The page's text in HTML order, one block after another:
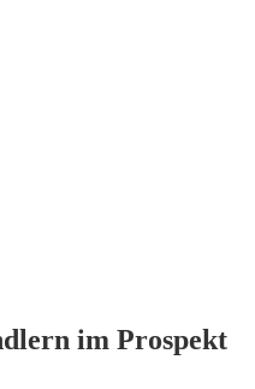
im Prospekt